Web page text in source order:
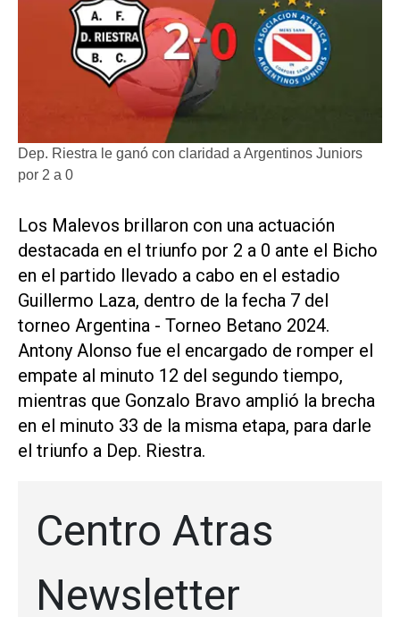
Dep. Riestra le ganó con claridad a Argentinos Juniors
por 2 a 0
Los Malevos brillaron con una actuación
destacada en el triunfo por 2 a 0 ante el Bicho
en el partido llevado a cabo en el estadio
Guillermo Laza, dentro de la fecha 7 del
torneo Argentina - Torneo Betano 2024.
Antony Alonso fue el encargado de romper el
empate al minuto 12 del segundo tiempo,
mientras que Gonzalo Bravo amplió la brecha
en el minuto 33 de la misma etapa, para darle
el triunfo a Dep. Riestra.